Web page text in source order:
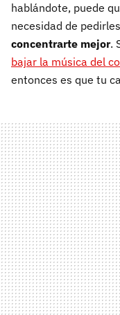
hablándote, puede
necesidad de
concentrarte mejor.
bajar la música del
entonces es que tu